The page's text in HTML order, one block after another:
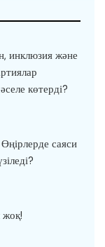
инклюзия және
көтерді?
саяси